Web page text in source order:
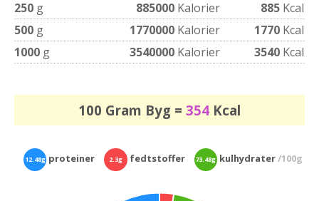
250 g 885000 Kalorier 885 Kcal
500 g 1770000 Kalorier 1770 Kcal
1000 g 3540000 Kalorier 3540 Kcal
100 Gram Byg = 354 Kcal
12.48g proteiner 2.3g fedtstoffer 73.48gkulhydrater/100g